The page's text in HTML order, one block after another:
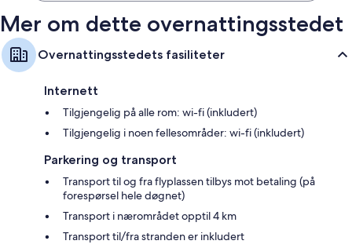
Mer om dette overnattingsstedet
Overnattingsstedets fasiliteter
Internett
Tilgjengelig på alle rom: wi-fi (inkludert)
Tilgjengelig i noen fellesområder: wi-fi (inkludert)
Parkering og transport
Transport til og fra flyplassen tilbys mot betaling (på
forespørsel hele døgnet)
Transport i nærområdet opptil 4 km
Transport til/fra stranden er inkludert